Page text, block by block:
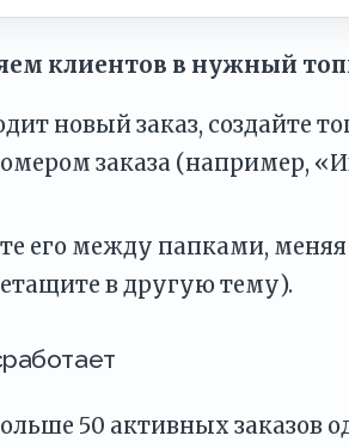
клиентов в нужный
новый заказ, создайте
заказа (например,
его между папками,
в другую тему).
50 активных заказов